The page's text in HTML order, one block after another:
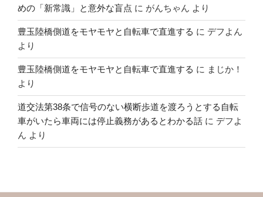
めの「新常識」と意外な盲点 に がんちゃん より
豊玉陸橋側道をモヤモヤと自転車で直進する に デフよん
より
豊玉陸橋側道をモヤモヤと自転車で直進する に まじか！
より
道交法第38条で信号のない横断歩道を渡ろうとする自転
車がいたら車両には停止義務があるとわかる話 に デフよ
ん より